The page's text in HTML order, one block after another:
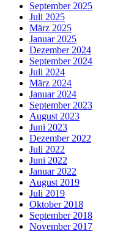
September 2025
Juli 2025
März 2025
Januar 2025
Dezember 2024
September 2024
Juli 2024
März 2024
Januar 2024
September 2023
August 2023
Juni 2023
Dezember 2022
Juli 2022
Juni 2022
Januar 2022
August 2019
Juli 2019
Oktober 2018
September 2018
November 2017